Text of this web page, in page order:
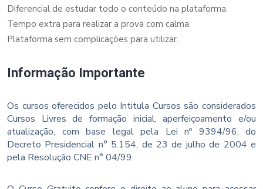
Diferencial de estudar todo o conteúdo na plataforma.
Tempo extra para realizar a prova com calma.
Plataforma sem complicações para utilizar.
Informação Importante
Os cursos oferecidos pelo Intitula Cursos são considerados
Cursos Livres de formação inicial, aperfeiçoamento e/ou
atualização, com base legal pela Lei nº 9394/96, do
Decreto Presidencial n° 5.154, de 23 de julho de 2004 e
pela Resolução CNE n° 04/99.